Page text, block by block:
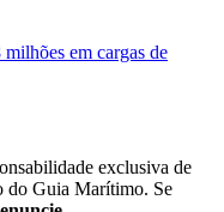
em cargas de
exclusiva de
do Guia Marítimo. Se